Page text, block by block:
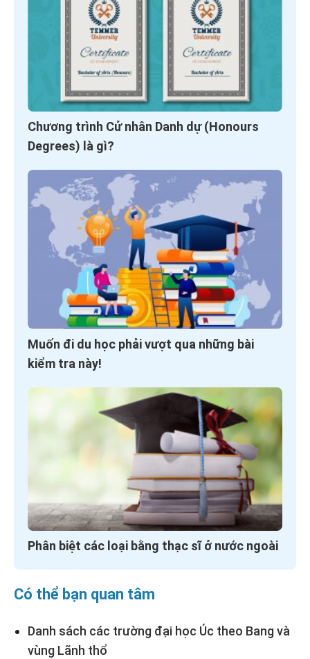
Chương trình Cử nhân Danh dự (Honours
Degrees) là gì?
Muốn đi du học phải vượt qua những bài
kiểm tra này!
Phân biệt các loại bằng thạc sĩ ở nước ngoài
Có thể bạn quan tâm
Danh sách các trường đại học Úc theo Bang và
vùng Lãnh thổ